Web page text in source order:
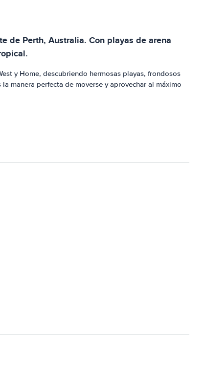
de Perth, Australia. Con playas de arena
y Home, descubriendo hermosas playas, frondosos
manera perfecta de moverse y aprovechar al máximo